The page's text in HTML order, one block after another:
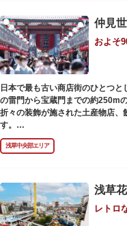
ます。日没から23時頃までは雷
った荘厳な雰囲気に包まれます。
何度も焼失と再建を繰り返し、現
ソニック）の松下幸之助氏の寄進
仲見
およそ
日本で最も古い商店街のひとつ
の雷門から宝蔵門までの約250m
折々の装飾が施された土産物店、
す。
人形焼や手焼きせんべいをはじめ
銘菓、和傘や扇子など伝統工芸品
じる場所です。江戸文化を感じ
ての味を堪能できるのも魅力。下
か、お気に入りのお土産探しをお
浅草中央部エリア
浅草
レトロ